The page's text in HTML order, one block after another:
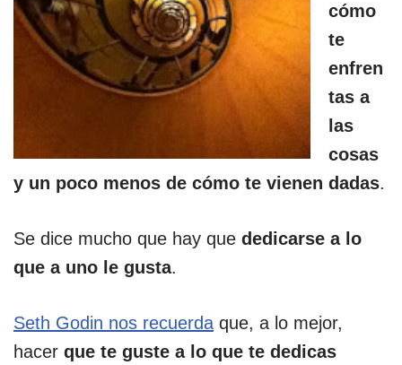
cómo
te
enfren
tas a
las
cosas
y un poco menos de cómo te vienen dadas.
Se dice mucho que hay que dedicarse a lo
que a uno le gusta.
Seth Godin nos recuerda que, a lo mejor,
hacer que te guste a lo que te dedicas